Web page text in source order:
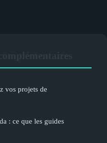
vos projets de
: ce que les guides